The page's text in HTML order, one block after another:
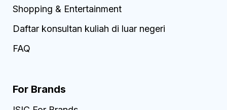
Shopping & Entertainment
Daftar konsultan kuliah di luar negeri
FAQ
For Brands